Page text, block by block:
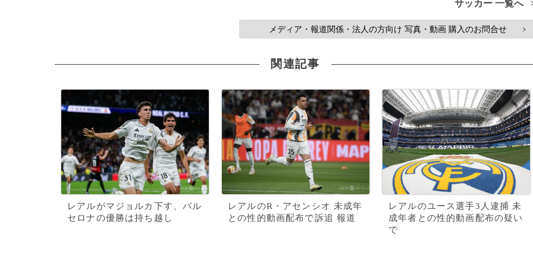
サッカー 一覧へ
メディア・報道関係・法人の方向け 写真・動画 購入のお問合せ >
関連記事
レアルがマジョルカ下す、バル
セロナの優勝は持ち越し
レアルのR・アセンシオ 未成年
との性的動画配布で訴追 報道
レアルのユース選手3人逮捕 未
成年者との性的動画配布の疑い
で